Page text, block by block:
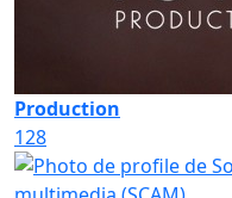
Production
128